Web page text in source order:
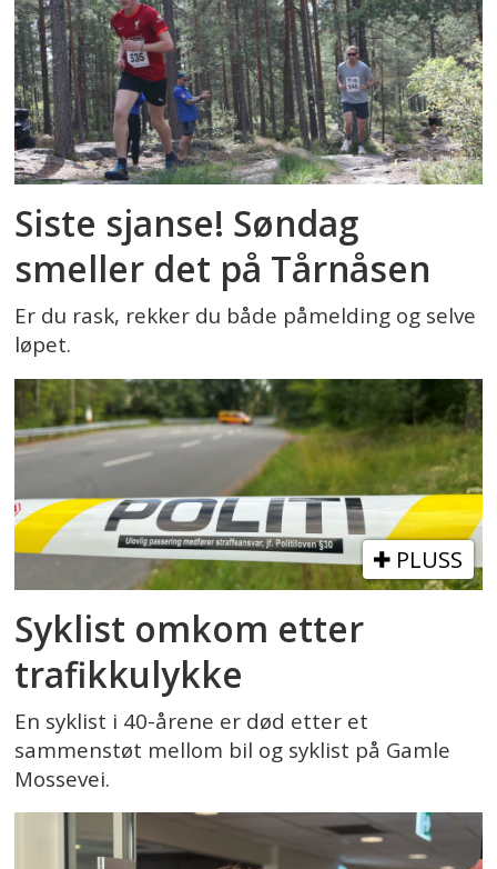
Siste sjanse! Søndag
smeller det på Tårnåsen
Er du rask, rekker du både påmelding og selve
løpet.
PLUSS
Syklist omkom etter
trafikkulykke
En syklist i 40-årene er død etter et
sammenstøt mellom bil og syklist på Gamle
Mossevei.